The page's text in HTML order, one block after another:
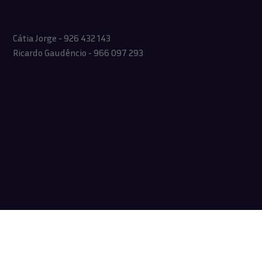
Cátia Jorge - 926 432 143
Ricardo Gaudêncio - 966 097 293